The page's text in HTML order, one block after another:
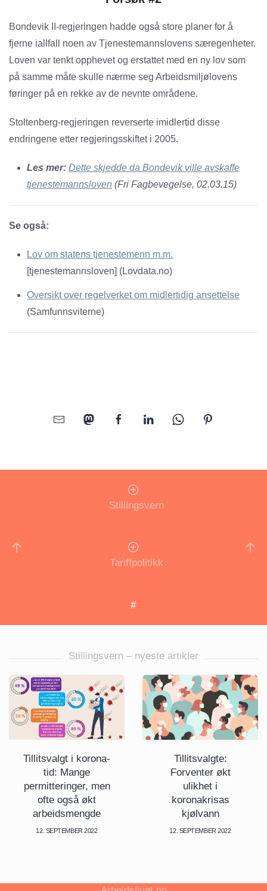
Bondevik II-regjeringen hadde også store planer for å
fjerne iallfall noen av Tjenestemannslovens særegenheter.
Loven var tenkt opphevet og erstattet med en ny lov som
på samme måte skulle nærme seg Arbeidsmiljølovens
føringer på en rekke av de nevnte områdene.
Stoltenberg-regjeringen reverserte imidlertid disse
endringene etter regjeringsskiftet i 2005.
Les mer: Dette skjedde da Bondevik ville avskaffe
tjenestemannsloven (Fri Fagbevegelse, 02.03.15)
Se også:
Lov om statens tjenestemenn m.m.
[tjenestemannsloven] (Lovdata.no)
Oversikt over regelverket om midlertidig ansettelse
(Samfunnsviterne)
Stillingsvern
Tariffpolitikk
Stillingsvern – nyeste artikler
Tillitsvalgt i korona-
tid: Mange
permitteringer, men
ofte også økt
arbeidsmengde
12. SEPTEMBER 2022
Tillitsvalgte:
Forventer økt
ulikhet i
koronakrisas
kjølvann
12. SEPTEMBER 2022